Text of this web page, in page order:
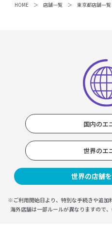
HOME 店舗一覧 東京都店舗一覧
国内のエ
世界のエ
世界の店舗
※ご利用開始日より、特別な手続きや追加
海外店舗は一部ルールが異なりますので、